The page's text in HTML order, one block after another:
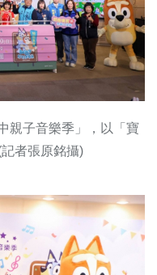
親子音樂季」，以「寶
者張原銘攝)